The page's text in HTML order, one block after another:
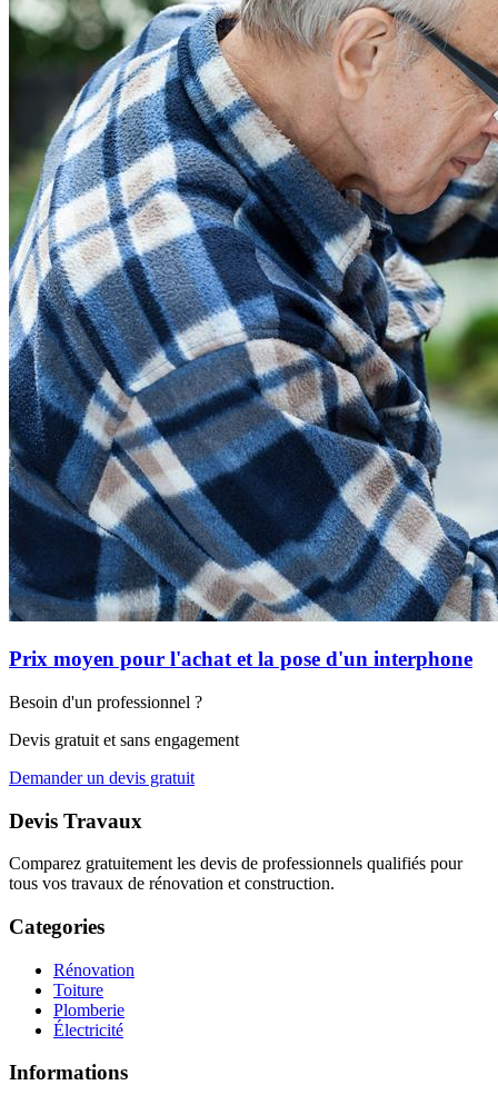
Prix moyen pour l'achat et la pose d'un interphone
Besoin d'un professionnel ?
Devis gratuit et sans engagement
Demander un devis gratuit
Devis Travaux
Comparez gratuitement les devis de professionnels qualifiés pour
tous vos travaux de rénovation et construction.
Categories
Rénovation
Toiture
Plomberie
Électricité
Informations